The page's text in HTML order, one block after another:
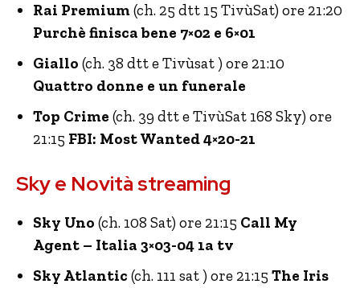
Rai Premium(ch. 25 dtt 15 TivùSat) ore 21:20
Purchè finisca bene 7×02 e 6×01
Giallo (ch. 38 dtt e Tivùsat ) ore 21:10
Quattro donne e un funerale
Top Crime (ch. 39 dtt e TivùSat 168 Sky) ore
21:15 FBI: Most Wanted 4×20-21
Sky e Novità streaming
Sky Uno (ch. 108 Sat) ore 21:15 Call My
Agent – Italia 3×03-04 1a tv
Sky Atlantic (ch. 111 sat ) ore 21:15 The Iris